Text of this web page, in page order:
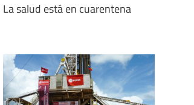
La salud está en cuarentena